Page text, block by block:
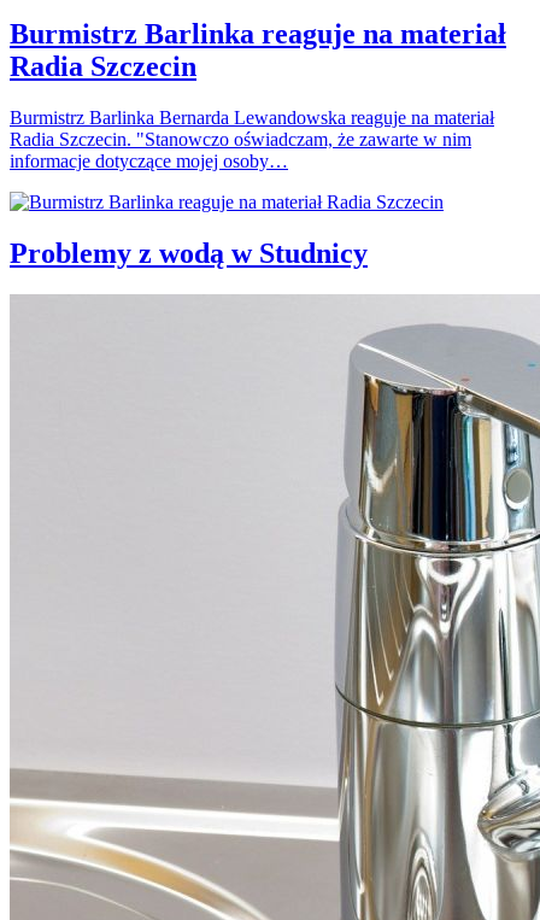
Burmistrz Barlinka reaguje na materiał
Radia Szczecin
Burmistrz Barlinka Bernarda Lewandowska reaguje na materiał
Radia Szczecin. "Stanowczo oświadczam, że zawarte w nim
informacje dotyczące mojej osoby…
Problemy z wodą w Studnicy